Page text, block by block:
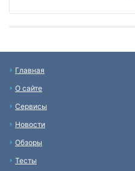
Главная
О сайте
Сервисы
Новости
Обзоры
Тесты